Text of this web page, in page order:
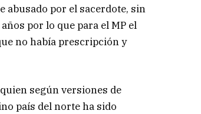
abusado por el sacerdote, sin
por lo que para el MP el
no había prescripción y
según versiones de
país del norte ha sido